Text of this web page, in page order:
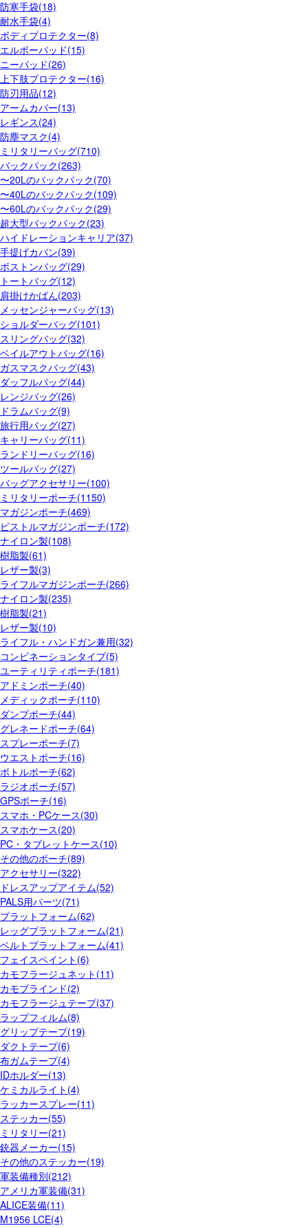
防寒手袋(18)
耐水手袋(4)
ボディプロテクター(8)
エルボーパッド(15)
ニーパッド(26)
上下肢プロテクター(16)
防刃用品(12)
アームカバー(13)
レギンス(24)
防塵マスク(4)
ミリタリーバッグ(710)
バックパック(263)
〜20Lのバックパック(70)
〜40Lのバックパック(109)
〜60Lのバックパック(29)
超大型バックパック(23)
ハイドレーションキャリア(37)
手提げカバン(39)
ボストンバッグ(29)
トートバッグ(12)
肩掛けかばん(203)
メッセンジャーバッグ(13)
ショルダーバッグ(101)
スリングバッグ(32)
ベイルアウトバッグ(16)
ガスマスクバッグ(43)
ダッフルバッグ(44)
レンジバッグ(26)
ドラムバッグ(9)
旅行用バッグ(27)
キャリーバッグ(11)
ランドリーバッグ(16)
ツールバッグ(27)
バッグアクセサリー(100)
ミリタリーポーチ(1150)
マガジンポーチ(469)
ピストルマガジンポーチ(172)
ナイロン製(108)
樹脂製(61)
レザー製(3)
ライフルマガジンポーチ(266)
ナイロン製(235)
樹脂製(21)
レザー製(10)
ライフル・ハンドガン兼用(32)
コンビネーションタイプ(5)
ユーティリティポーチ(181)
アドミンポーチ(40)
メディックポーチ(110)
ダンプポーチ(44)
グレネードポーチ(64)
スプレーポーチ(7)
ウエストポーチ(16)
ボトルポーチ(62)
ラジオポーチ(57)
GPSポーチ(16)
スマホ・PCケース(30)
スマホケース(20)
PC・タブレットケース(10)
その他のポーチ(89)
アクセサリー(322)
ドレスアップアイテム(52)
PALS用パーツ(71)
プラットフォーム(62)
レッグプラットフォーム(21)
ベルトプラットフォーム(41)
フェイスペイント(6)
カモフラージュネット(11)
カモブラインド(2)
カモフラージュテープ(37)
ラップフィルム(8)
グリップテープ(19)
ダクトテープ(6)
布ガムテープ(4)
IDホルダー(13)
ケミカルライト(4)
ラッカースプレー(11)
ステッカー(55)
ミリタリー(21)
銃器メーカー(15)
その他のステッカー(19)
軍装備種別(212)
アメリカ軍装備(31)
ALICE装備(11)
M1956 LCE(4)